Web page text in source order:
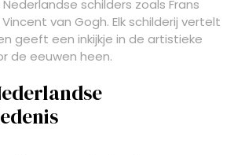
schilders zoals Frans
van Gogh. Elk schilderij vertelt
geeft een inkijkje in de artistieke
de eeuwen heen.